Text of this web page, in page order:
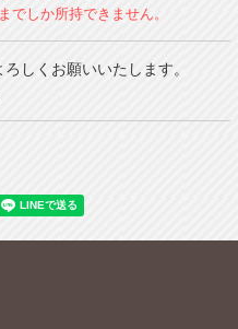
しか所持できません。
しくお願いいたします。